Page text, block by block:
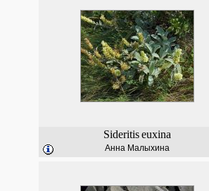
Sideritiseuxina
Анна Малыхина